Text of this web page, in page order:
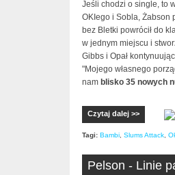
Jeśli chodzi o single, to
OKIego i Sobla, Żabson
bez Bletki powrócił do
w jednym miejscu i
Gibbs i Opał
"Mojego własnego
nam blisko 35 nowych
Czytaj dalej >>
Tagi: Bambi Slums Attack
Pelson - Linie